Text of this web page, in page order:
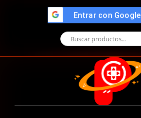
Entrar con Google